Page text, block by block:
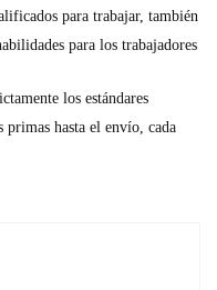
para trabajar, también
para los trabajadores
los estándares
primas hasta el envío, cada